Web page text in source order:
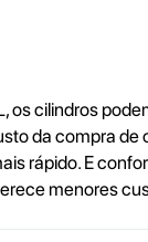
os cilindros
da compra de
rápido. E
menores